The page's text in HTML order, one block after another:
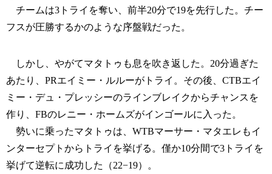
チームは3トライを奪い、前半20分で19を先行した。チー
フスが圧勝するかのような序盤戦だった。
しかし、やがてマタトゥも息を吹き返した。20分過ぎた
あたり、PRエイミー・ルルーがトライ。その後、CTBエイ
ミー・デュ・プレッシーのラインブレイクからチャンスを
作り、FBのレニー・ホームズがインゴールに入った。
勢いに乗ったマタトゥは、WTBマーサー・マタエレもイ
ンターセプトからトライを挙げる。僅か10分間で3トライを
挙げて逆転に成功した（22−19）。